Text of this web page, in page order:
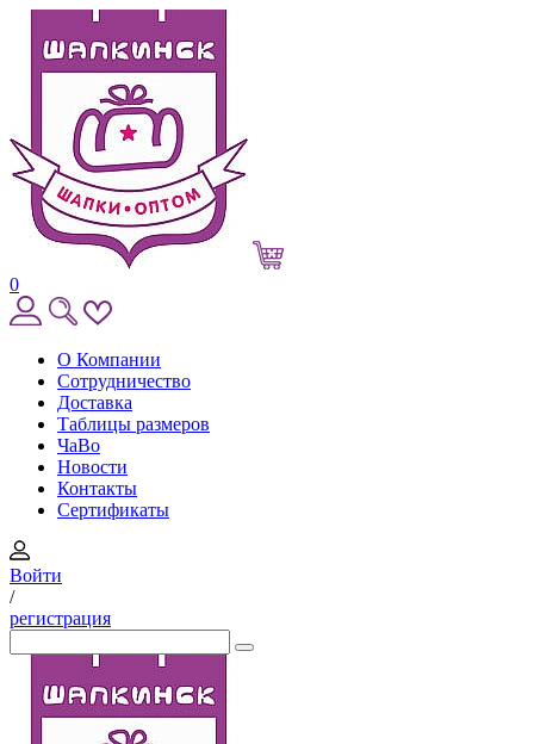
0
О Компании
Сотрудничество
Доставка
Таблицы размеров
ЧаВо
Новости
Контакты
Сертификаты
Войти
/
регистрация